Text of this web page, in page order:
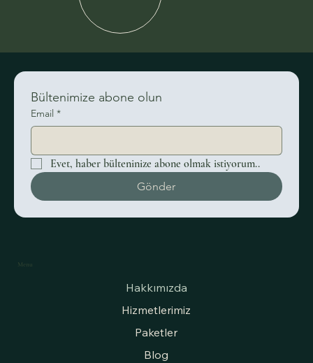
Bültenimize abone olun
Email *
Evet, haber bülteninize abone olmak istiyorum..
Gönder
Menu
Hakkımızda
Hizmetlerimiz
Paketler
Blog